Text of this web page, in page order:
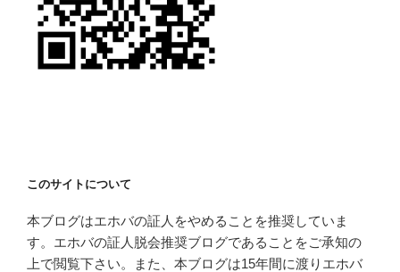
このサイトについて
本ブログはエホバの証人をやめることを推奨していま
す。エホバの証人脱会推奨ブログであることをご承知の
上で閲覧下さい。また、本ブログは15年間に渡りエホバ